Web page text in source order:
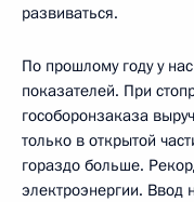
развиваться.
По прошлому году у
показателей. При
гособоронзаказа
только в открытой
гораздо больше.
электроэнергии. Ввод